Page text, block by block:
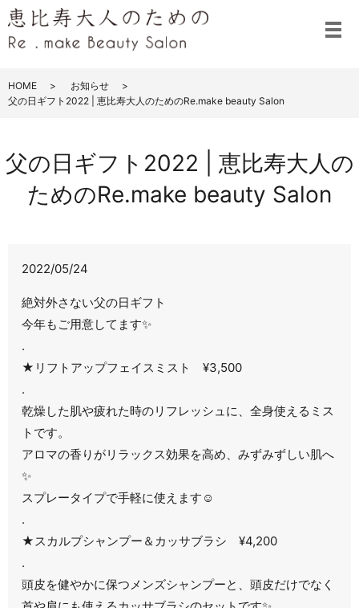
メ
HOME
お知らせ
父の日ギフト2022 | 恵比寿大人のためのRe.make beauty Salon
父の日ギフト2022 | 恵比寿大人の
ためのRe.make beauty Salon
2022/05/24
絶対外さない父の日ギフト
今年もご用意してます✨
.
★リフトアップフェイスミスト ¥3,500
.
乾燥した肌や疲れた時のリフレッシュに、全身使えるミス
トです。
アロマの香りがリラックス効果を高め、みずみずしい肌へ
✨
スプレータイプで手軽に使えます☺️
.
★スカルプシャンプー＆カッサブラシ ¥4,200
.
頭皮を健やかに保つメンズシャンプーと、頭皮だけでなく